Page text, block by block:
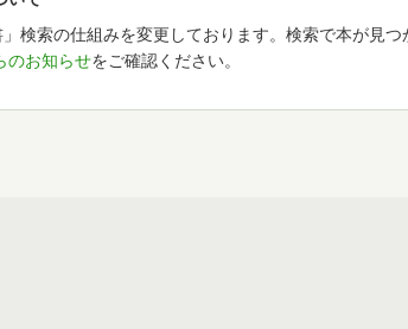
検索の仕組みを変更しております。検索で本が見
のお知らせをご確認ください。